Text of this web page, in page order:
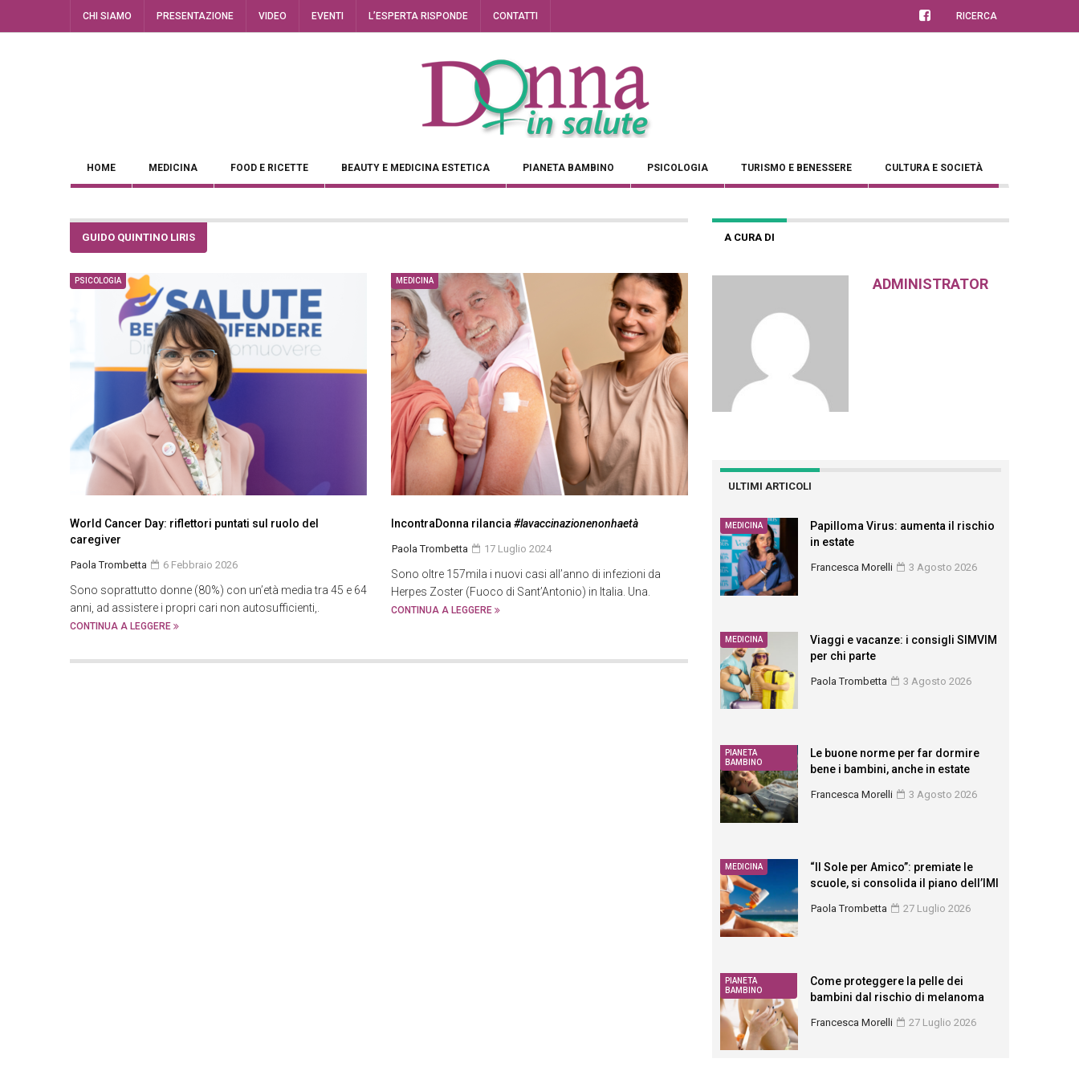
CHI SIAMO PRESENTAZIONE VIDEO EVENTI L’ESPERTA RISPONDE CONTATTI RICERCA
HOME MEDICINA FOOD E RICETTE BEAUTY E MEDICINA ESTETICA PIANETA BAMBINO PSICOLOGIA TURISMO E BENESSERE CULTURA E SOCIETÀ
GUIDO QUINTINO LIRIS
PSICOLOGIA
World Cancer Day: riflettori puntati sul ruolo del
caregiver
Paola Trombetta 6 Febbraio 2026
Sono soprattutto donne (80%) con un’età media tra 45 e 64
anni, ad assistere i propri cari non autosufficienti,.
CONTINUA A LEGGERE
MEDICINA
IncontraDonna rilancia #lavaccinazionenonhaetà
Paola Trombetta 17 Luglio 2024
Sono oltre 157mila i nuovi casi all’anno di infezioni da
Herpes Zoster (Fuoco di Sant’Antonio) in Italia. Una.
CONTINUA A LEGGERE
A CURA DI
ADMINISTRATOR
ULTIMI ARTICOLI
MEDICINA
Papilloma Virus: aumenta il rischio
in estate
Francesca Morelli 3 Agosto 2026
MEDICINA
Viaggi e vacanze: i consigli SIMVIM
per chi parte
Paola Trombetta 3 Agosto 2026
PIANETA
BAMBINO
Le buone norme per far dormire
bene i bambini, anche in estate
Francesca Morelli 3 Agosto 2026
MEDICINA
“Il Sole per Amico”: premiate le
scuole, si consolida il piano dell’IMI
Paola Trombetta 27 Luglio 2026
PIANETA
BAMBINO
Come proteggere la pelle dei
bambini dal rischio di melanoma
Francesca Morelli 27 Luglio 2026